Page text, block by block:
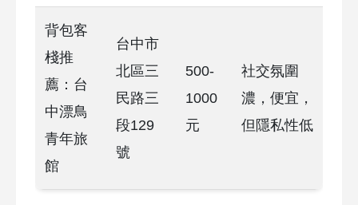
背包客
棧推
薦：台
中漂鳥
青年旅
館
台中市
北區三
民路三
段129
號
500-
1000
元
社交氛圍
濃，便宜，
但隱私性低